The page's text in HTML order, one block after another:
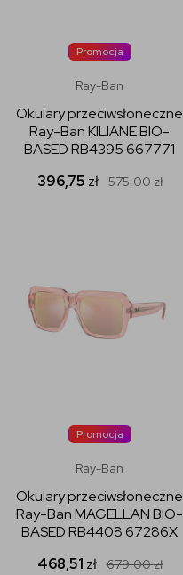
Promocja
Ray-Ban
Okulary przeciwsłoneczne
Ray-Ban KILIANE BIO-
BASED RB4395 667771
396,75 zł 575,00zł
Promocja
Ray-Ban
Okulary przeciwsłoneczne
Ray-Ban MAGELLAN BIO-
BASED RB4408 67286X
468,51 zł 679,00zł